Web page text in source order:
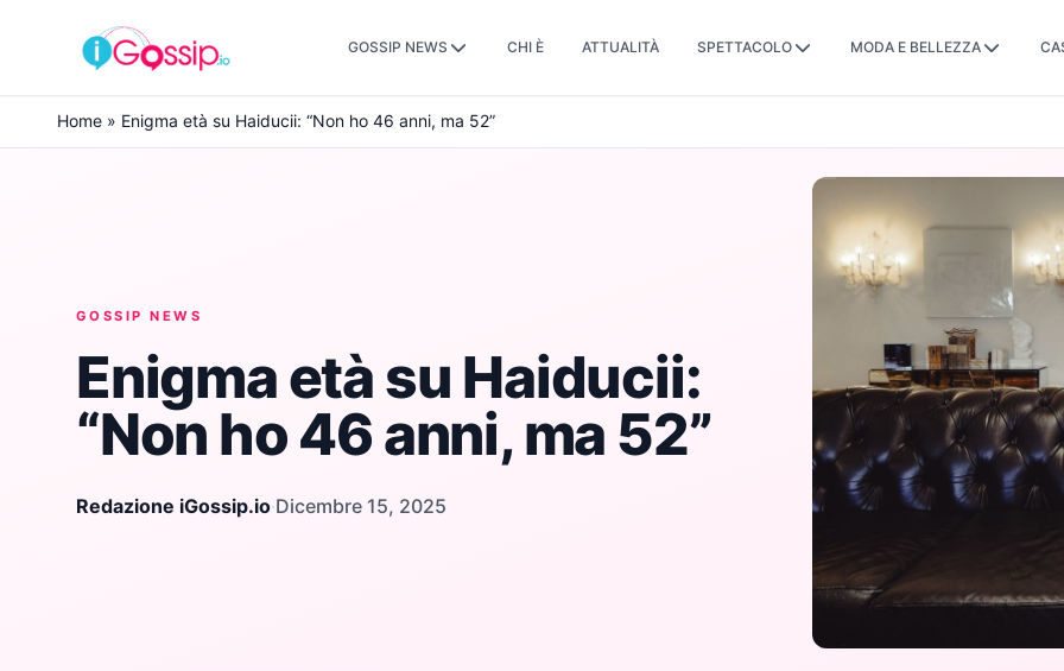
Skip to content
GOSSIP NEWS CHI È ATTUALITÀ SPETTACOLO MODA E BELLEZZA
Home » Enigma età su Haiducii: “Non ho 46 anni, ma 52”
GOSSIP NEWS
Enigma età su Haiducii:
“Non ho 46 anni, ma 52”
Redazione iGossip.io·Dicembre 15, 2025